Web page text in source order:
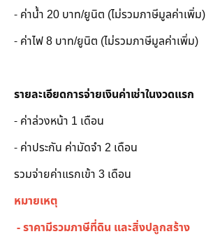
- ค่าน้ำ 20 บาท/ยูนิต (ไม่รวมภาษีมูลค่าเพิ่ม)
- ค่าไฟ 8 บาท/ยูนิต (ไม่รวมภาษีมูลค่าเพิ่ม)
รายละเอียดการจ่ายเงินค่าเช่าในงวดแรก
- ค่าล่วงหน้า 1 เดือน
- ค่าประกัน ค่ามัดจำ 2 เดือน
รวมจ่ายค่าแรกเข้า 3 เดือน
หมายเหตุ
- ราคามีรวมภาษีที่ดิน และสิ่งปลูกสร้าง